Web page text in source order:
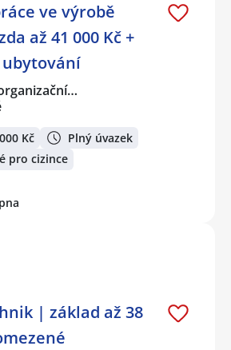
ve výrobě
až 41 000 Kč +
Kč
Plný úvazek
pro cizince
| základ až 38